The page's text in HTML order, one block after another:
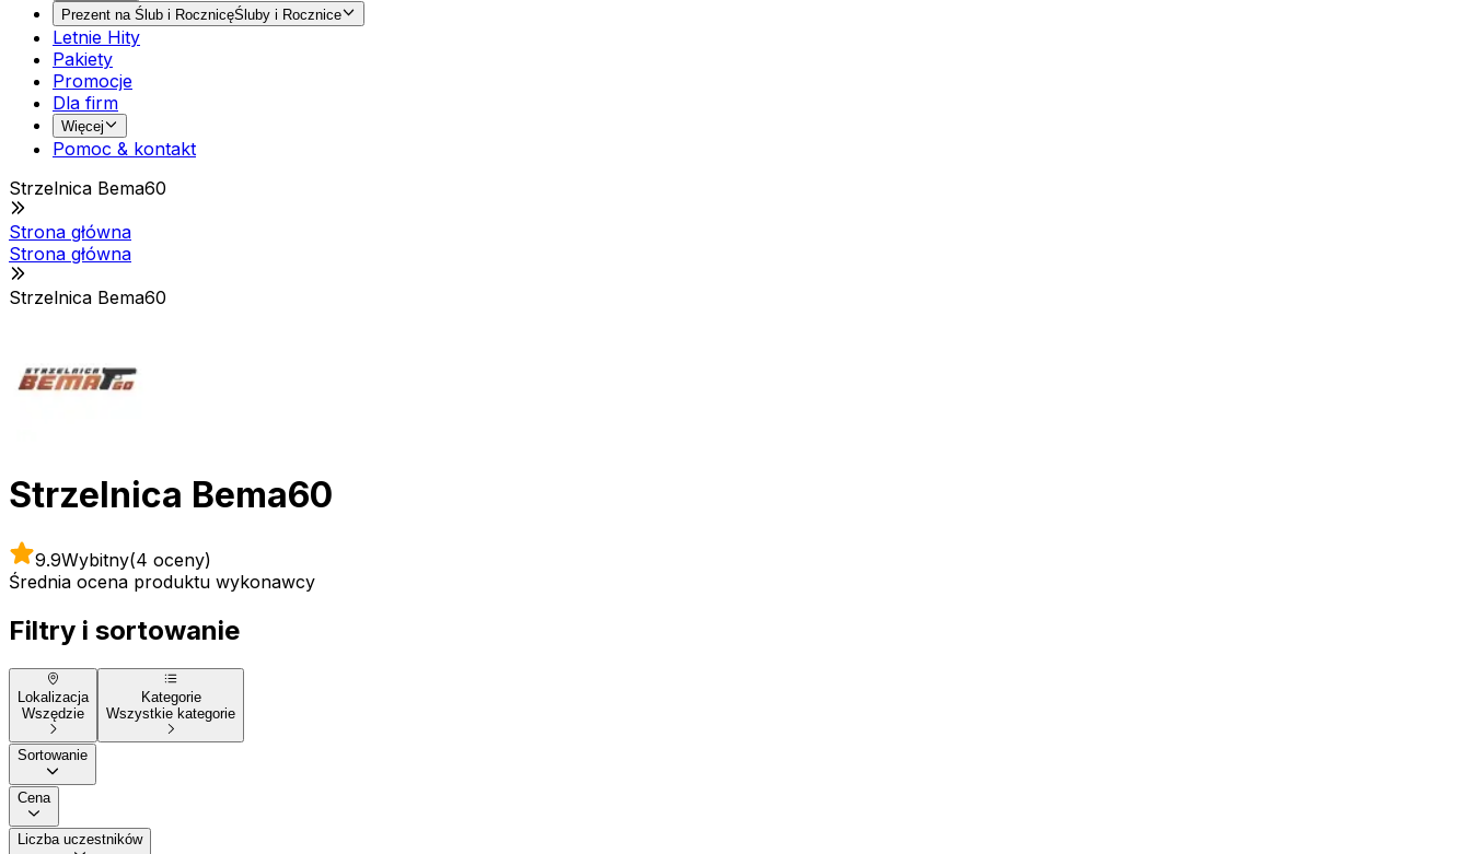
Prezent na Ślub i RocznicęŚluby i Rocznice
Letnie Hity
Pakiety
Promocje
Dla firm
Więcej
Pomoc & kontakt
Strzelnica Bema60
Strona główna
Strona główna
Strzelnica Bema60
Strzelnica Bema60
9.9Wybitny(4 oceny)
Średnia ocena produktu wykonawcy
Filtry i sortowanie
Lokalizacja
Wszędzie
Kategorie
Wszystkie kategorie
Sortowanie
Cena
Liczba uczestników